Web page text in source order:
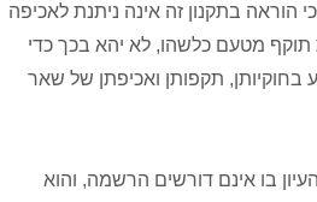
הוראה בתקנון זה אינה ניתנת לאכיפה
מטעם כלשהו, לא יהא בכך כדי
בחוקיותן, תקפותן ואכיפתן של שאר
בו אינם דורשים הרשמה, והוא